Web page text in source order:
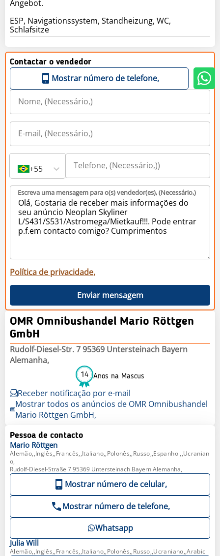
Angebot.
ESP, Navigationssystem, Standheizung, WC,
Schlafsitze
Contactar o vendedor
Mostrar número de telefone,
+55
Escreva uma mensagem para o(s) vendedor(es), (Necessário,)
Política de privacidade,
Enviar mensagem
OMR Omnibushandel Mario Röttgen
GmbH
Rudolf-Diesel-Str. 7 95369 Untersteinach Bayern
Alemanha,
14 Anos na Mascus
Receber notificação por e-mail
Mostrar todos os anúncios de OMR Omnibushandel
Mario Röttgen GmbH,
Pessoa de contacto
Mario Röttgen
Alemão,,Inglês,,Francês,,Italiano,,Polonês,,Russo,,Espanhol,,Ucranian
o,
Rudolf-Diesel-Straße 7 95369 Untersteinach Bayern Alemanha,
Mostrar número de celular,
Mostrar número de telefone,
Whatsapp
Julia Will
Alemão,,Inglês,,Francês,,Italiano,,Polonês,,Russo,,Ucraniano,,Arabic